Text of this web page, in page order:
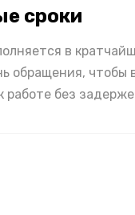
сроки
в
обращения, чтобы
работе без